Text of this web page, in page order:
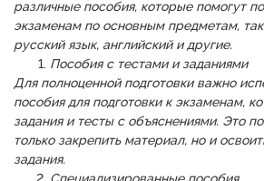
различные пособия, которые помогут
экзаменам по основным предметам,
русский язык, английский и другие.
Пособия с тестами и заданиями
Для полноценной подготовки важно
пособия для подготовки к экзаменам,
задания и тесты с объяснениями. Это
только закрепить материал, но и
задания.